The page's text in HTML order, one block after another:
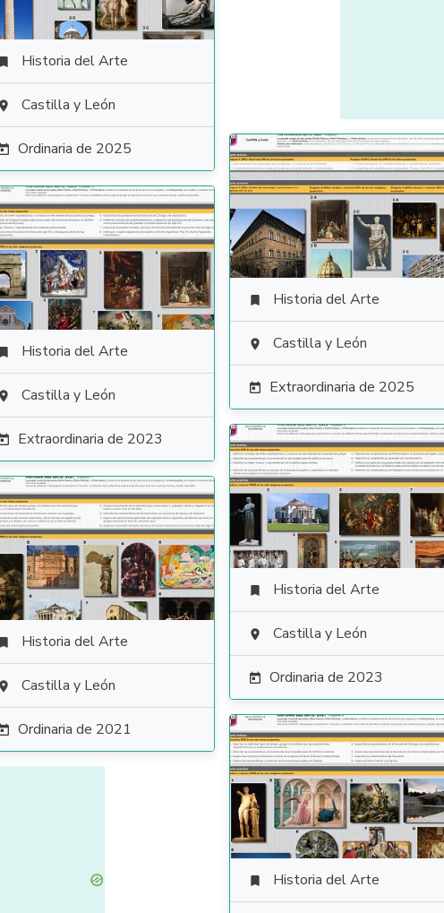
 Historia del Arte
 Castilla y León
Ordinaria de 2025
 Historia del Arte
 Castilla y León
 Extraordinaria de 2025
 Historia del Arte
 Castilla y León
Extraordinaria de 2023
 Historia del Arte
 Castilla y León
 Ordinaria de 2023
 Historia del Arte
 Castilla y León
Ordinaria de 2021
 Historia del Arte